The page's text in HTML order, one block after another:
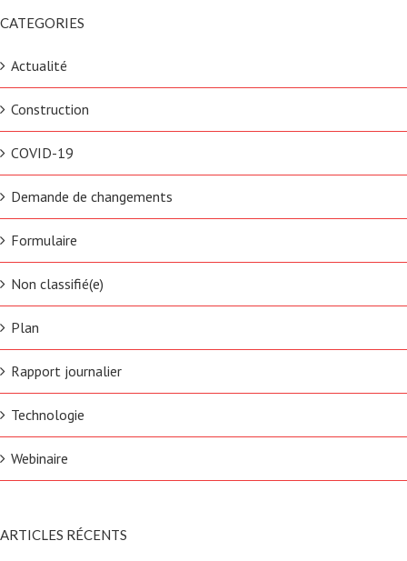
CATEGORIES
Actualité
Construction
COVID-19
Demande de changements
Formulaire
Non classifié(e)
Plan
Rapport journalier
Technologie
Webinaire
ARTICLES RÉCENTS